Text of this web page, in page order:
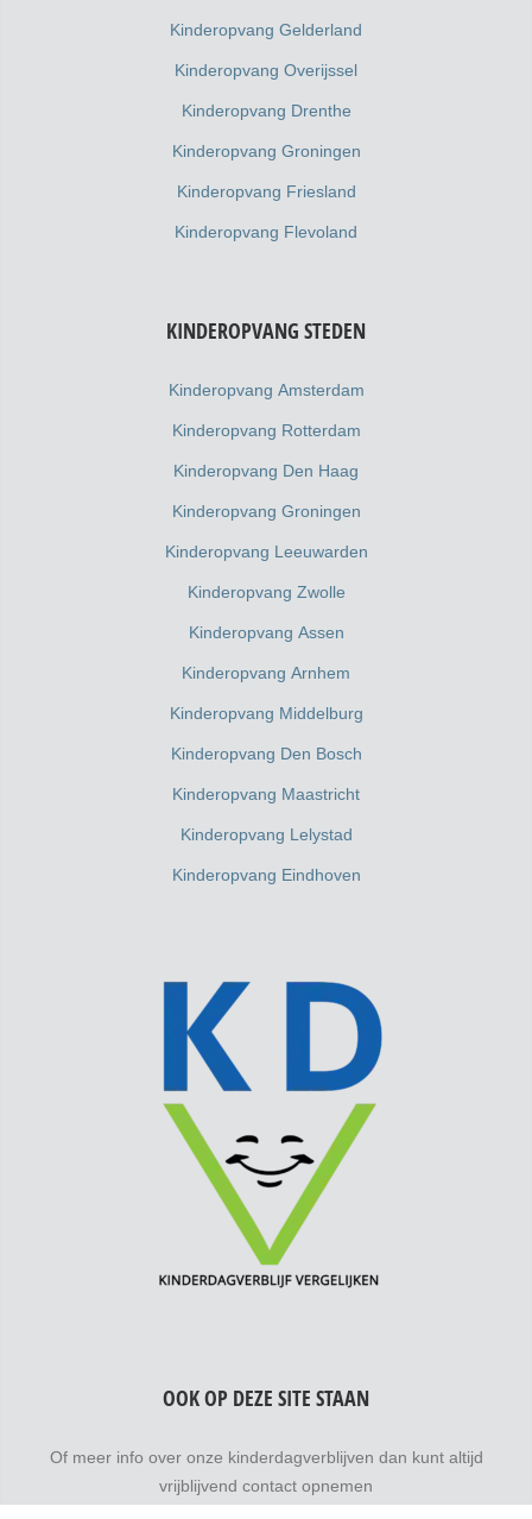
Kinderopvang Gelderland
Kinderopvang Overijssel
Kinderopvang Drenthe
Kinderopvang Groningen
Kinderopvang Friesland
Kinderopvang Flevoland
KINDEROPVANG STEDEN
Kinderopvang Amsterdam
Kinderopvang Rotterdam
Kinderopvang Den Haag
Kinderopvang Groningen
Kinderopvang Leeuwarden
Kinderopvang Zwolle
Kinderopvang Assen
Kinderopvang Arnhem
Kinderopvang Middelburg
Kinderopvang Den Bosch
Kinderopvang Maastricht
Kinderopvang Lelystad
Kinderopvang Eindhoven
OOK OP DEZE SITE STAAN
Of meer info over onze kinderdagverblijven dan kunt altijd
vrijblijvend contact opnemen